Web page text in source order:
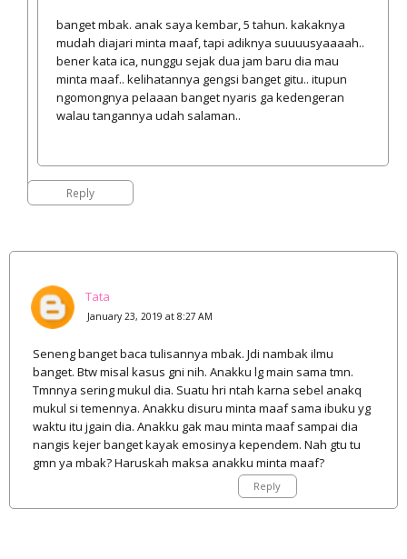
banget mbak. anak saya kembar, 5 tahun. kakaknya
mudah diajari minta maaf, tapi adiknya suuuusyaaaah..
bener kata ica, nunggu sejak dua jam baru dia mau
minta maaf.. kelihatannya gengsi banget gitu.. itupun
ngomongnya pelaaan banget nyaris ga kedengeran
walau tangannya udah salaman..
Reply
Tata
January 23, 2019 at 8:27 AM
Seneng banget baca tulisannya mbak. Jdi nambak ilmu
banget. Btw misal kasus gni nih. Anakku lg main sama tmn.
Tmnnya sering mukul dia. Suatu hri ntah karna sebel anakq
mukul si temennya. Anakku disuru minta maaf sama ibuku yg
waktu itu jgain dia. Anakku gak mau minta maaf sampai dia
nangis kejer banget kayak emosinya kependem. Nah gtu tu
gmn ya mbak? Haruskah maksa anakku minta maaf?
Reply